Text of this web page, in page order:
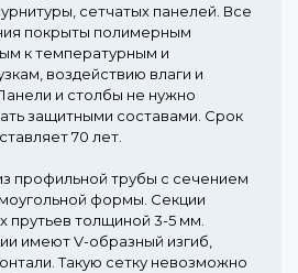
сетчатых панелей. Все
покрыты полимерным
к температурным и
воздействию влаги и
и столбы не нужно
защитными составами. Срок
70 лет.
профильной трубы с сечением
формы. Секции
прутьев толщиной 3-5 мм.
имеют V-образный изгиб,
Такую сетку невозможно